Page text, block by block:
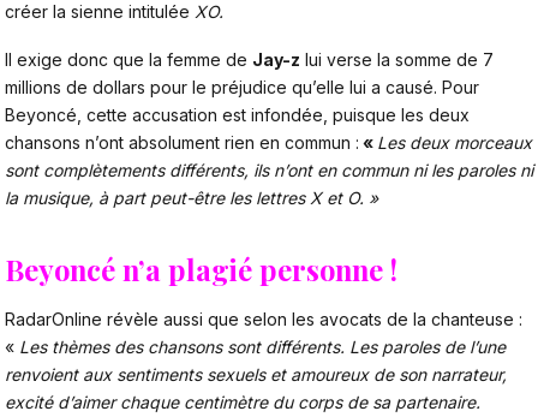
créer la sienne intitulée XO.
Il exige donc que la femme de Jay-z lui verse la somme de 7
millions de dollars pour le préjudice qu’elle lui a causé. Pour
Beyoncé, cette accusation est infondée, puisque les deux
chansons n’ont absolument rien en commun : « Les deux morceaux
sont complètements différents, ils n’ont en commun ni les paroles ni
la musique, à part peut-être les lettres X et O. »
Beyoncé n’a plagié personne !
RadarOnline révèle aussi que selon les avocats de la chanteuse :
« Les thèmes des chansons sont différents. Les paroles de l’une
renvoient aux sentiments sexuels et amoureux de son narrateur,
excité d’aimer chaque centimètre du corps de sa partenaire.